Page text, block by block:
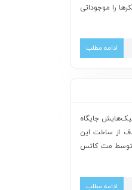
را موجوداتی
ادامه مطلب
جایگاه
از ساخت این
توسط مت کاتس
ادامه مطلب